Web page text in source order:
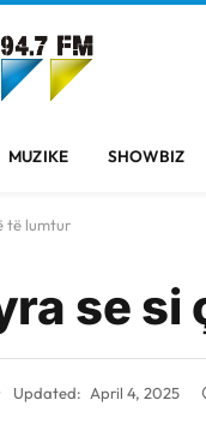
MUZIKE SHOWBIZ
të lumtur
se
Updated: April 4, 2025